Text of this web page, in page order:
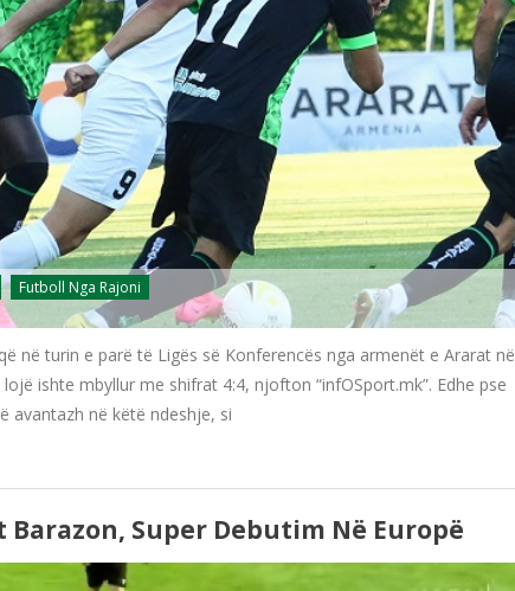
Futboll Nga Rajoni
në turin e parë të Ligës së Konferencës nga armenët e Ararat në
ishte mbyllur me shifrat 4:4, njofton “infOSport.mk”. Edhe pse
avantazh në këtë ndeshje, si
Super Debutim Në Europë